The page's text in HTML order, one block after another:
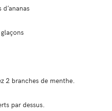
d’ananas
2 branches de menthe.
par dessus.